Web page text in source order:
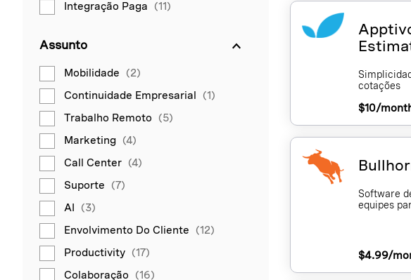
Integração Paga
(11)
Assunto
Mobilidade
(2)
Continuidade Empresarial
(1)
Trabalho Remoto
(5)
Marketing
(4)
Call Center
(4)
Suporte
(7)
AI
(3)
Envolvimento Do Cliente
(12)
Productivity
(17)
Colaboração
(16)
cotações
$10/
Software
equipes
$4.99/